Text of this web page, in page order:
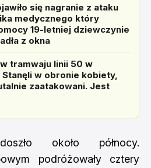
się nagranie z ataku
medycznego który
19-letniej dziewczynie
z okna
tramwaju linii 50 w
w obronie kobiety,
zaatakowani. Jest
około północy.
podróżowały cztery